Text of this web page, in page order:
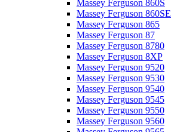
Massey Ferguson 860S
Massey Ferguson 860SE
Massey Ferguson 865
Massey Ferguson 87
Massey Ferguson 8780
Massey Ferguson 8XP
Massey Ferguson 9520
Massey Ferguson 9530
Massey Ferguson 9540
Massey Ferguson 9545
Massey Ferguson 9550
Massey Ferguson 9560